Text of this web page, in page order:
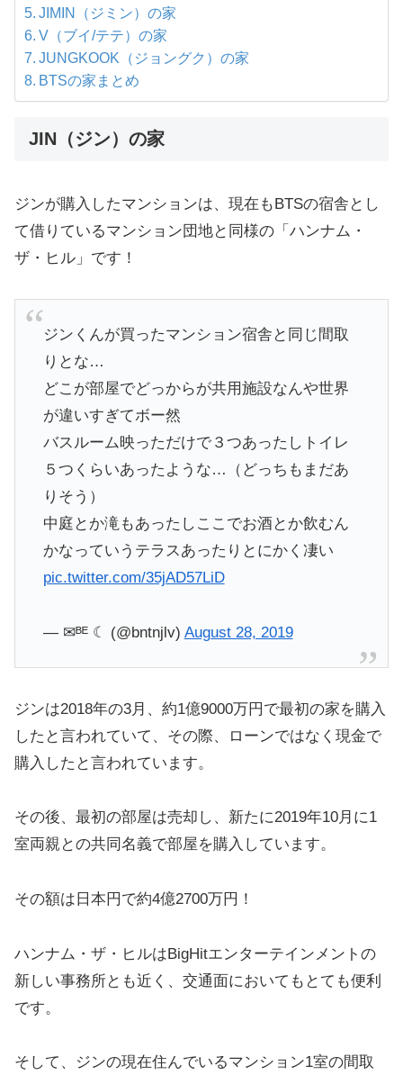
JIMIN（ジミン）の家
V（ブイ/テテ）の家
JUNGKOOK（ジョングク）の家
BTSの家まとめ
JIN（ジン）の家
ジンが購入したマンションは、現在もBTSの宿舎とし
て借りているマンション団地と同様の「ハンナム・
ザ・ヒル」です！
ジンくんが買ったマンション宿舎と同じ間取
りとな…
どこが部屋でどっからが共用施設なんや世界
が違いすぎてボー然
バスルーム映っただけで３つあったしトイレ
５つくらいあったような…（どっちもまだあ
りそう）
中庭とか滝もあったしここでお酒とか飲むん
かなっていうテラスあったりとにかく凄い
pic.twitter.com/35jAD57LiD
— ✉︎ᴮᴱ ☾ (@bntnjlv) August 28, 2019
ジンは2018年の3月、約1億9000万円で最初の家を購入
したと言われていて、その際、ローンではなく現金で
購入したと言われています。
その後、最初の部屋は売却し、新たに2019年10月に1
室両親との共同名義で部屋を購入しています。
その額は日本円で約4億2700万円！
ハンナム・ザ・ヒルはBigHitエンターテインメントの
新しい事務所とも近く、交通面においてもとても便利
です。
そして、ジンの現在住んでいるマンション1室の間取